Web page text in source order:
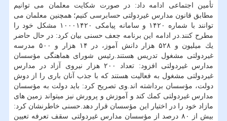
تأمین اجتماعی ادامه داد: در صورت شكایت معلمان می توانیم
مطابق قانون مدارس غیردولتی حسابرسی كنیم؛ همچنین معلمان می
توانند با شماره ۱۴۲۰ و سامانه پیامكی ۱۰۰۰۱۴۲۰ مشكل خود را
مطرح كنند.در ادامه این برنامه جعف حسنی بیان كرد: در حال حاضر
یك میلیون و ۵۲۸ هزار دانش آموز، در ۱۴ هزار و ۵۰۰ مدرسه
غیردولتی مشغول تدریس هستند.رئیس شورای هماهنگی مؤسسان
مدارس غیردولتی افزود: تعداد ۲۰۰ هزار نیروی آزاد در مدارس
غیردولتی مشغول به فعالیت هستند كه با جذب آنان باری را از دوش
دولت، مؤسسان برداشته اند.وی تصریح كرد: باید دولت به مؤسسان
مدارس غیردولتی كمك كند و آموزش و پرورش نیز می­تواند زمین های
مازاد خود را در اختیار این مؤسسان قرار دهد.حسنی خاطرنشان كرد:
بیش از ۸۰ درصد از مؤسسان مدارس غیردولتی سقف تعرفه تعیین